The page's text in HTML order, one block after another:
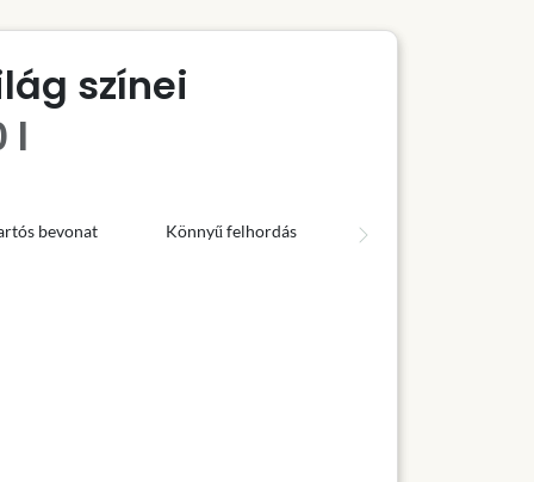
színei
l
bevonat Könnyű felhordás